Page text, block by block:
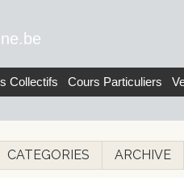
Collectifs Cours Particuliers
CATEGORIES ARCHIVE